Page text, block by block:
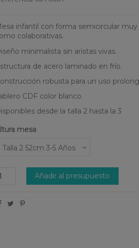
infantil con forma semicircular
colaborativas.
minimalista sin aristas vivas.
de acero laminado en frío.
robusta para un uso
CDF color blanco.
desde la talla 2 hasta la 3
mesa
Añadir al presupuesto